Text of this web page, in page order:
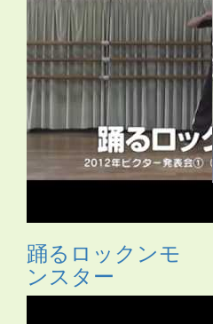
踊るロックンモ
ンスター